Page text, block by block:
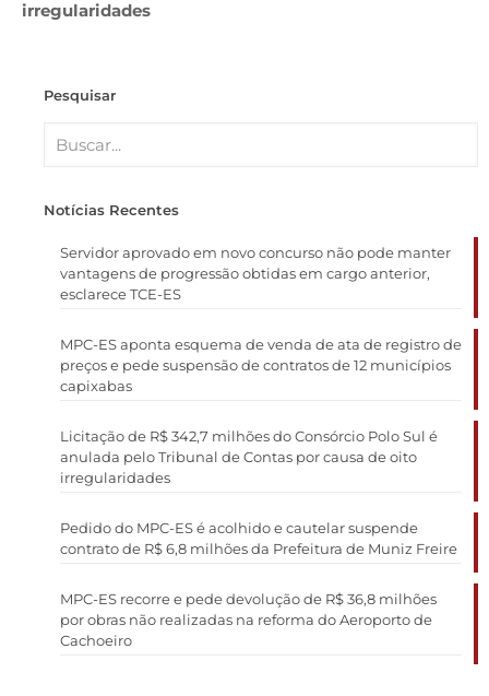
irregularidades
Pesquisar
Notícias Recentes
Servidor aprovado em novo concurso não pode manter
vantagens de progressão obtidas em cargo anterior,
esclarece TCE-ES
MPC-ES aponta esquema de venda de ata de registro de
preços e pede suspensão de contratos de 12 municípios
capixabas
Licitação de R$ 342,7 milhões do Consórcio Polo Sul é
anulada pelo Tribunal de Contas por causa de oito
irregularidades
Pedido do MPC-ES é acolhido e cautelar suspende
contrato de R$ 6,8 milhões da Prefeitura de Muniz Freire
MPC-ES recorre e pede devolução de R$ 36,8 milhões
por obras não realizadas na reforma do Aeroporto de
Cachoeiro